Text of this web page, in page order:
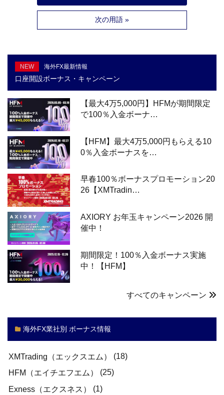
次の用語 »
NEW 海外FX最新情報
口座開設ボーナス・キャンペーン
【最大4万5,000円】HFMが期間限定
で100％入金ボーナ…
【HFM】最大4万5,000円もらえる10
0％入金ボーナスを…
早春100％ボーナスプロモーション20
26【XMTradin…
AXIORY お年玉キャンペーン2026 開
催中！
期間限定！100％入金ボーナス実施
中！【HFM】
すべてのキャンペーン
海外FX業社別 ボーナス情報
XMTrading（エックスエム）
(18)
HFM（エイチエフエム）
(25)
Exness（エクスネス）
(1)